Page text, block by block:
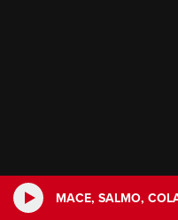
MACE, SALMO,